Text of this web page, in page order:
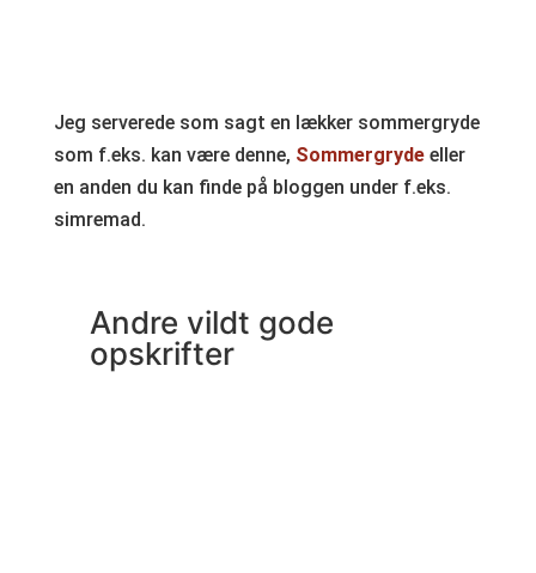
Jeg serverede som sagt en lækker sommergryde
som f.eks. kan være denne, Sommergrydeeller
en anden du kan finde på bloggen under f.eks.
simremad.
Andre vildt gode
opskrifter